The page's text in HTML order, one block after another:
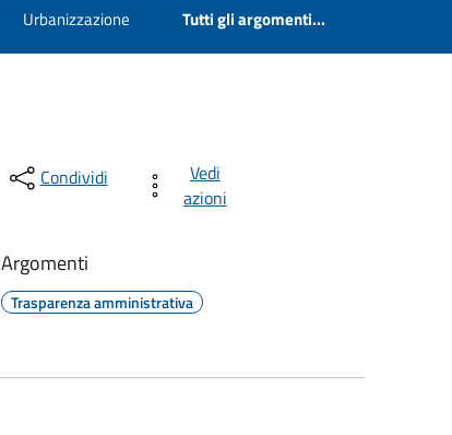
Urbanizzazione Tutti gli argomenti...
Condividi
Vedi
azioni
Argomenti
Trasparenza amministrativa